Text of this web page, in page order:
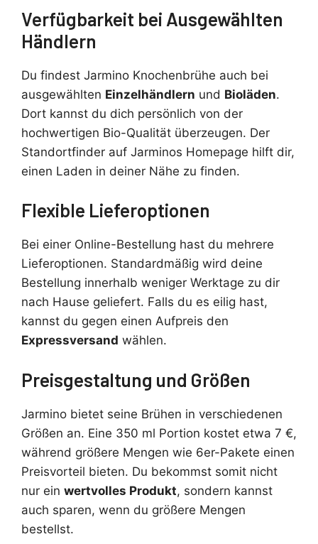
Verfügbarkeit bei Ausgewählten
Händlern
Du findest Jarmino Knochenbrühe auch bei
ausgewählten Einzelhändlern und Bioläden.
Dort kannst du dich persönlich von der
hochwertigen Bio-Qualität überzeugen. Der
Standortfinder auf Jarminos Homepage hilft dir,
einen Laden in deiner Nähe zu finden.
Flexible Lieferoptionen
Bei einer Online-Bestellung hast du mehrere
Lieferoptionen. Standardmäßig wird deine
Bestellung innerhalb weniger Werktage zu dir
nach Hause geliefert. Falls du es eilig hast,
kannst du gegen einen Aufpreis den
Expressversand wählen.
Preisgestaltung und Größen
Jarmino bietet seine Brühen in verschiedenen
Größen an. Eine 350 ml Portion kostet etwa 7 €,
während größere Mengen wie 6er-Pakete einen
Preisvorteil bieten. Du bekommst somit nicht
nur ein wertvolles Produkt, sondern kannst
auch sparen, wenn du größere Mengen
bestellst.